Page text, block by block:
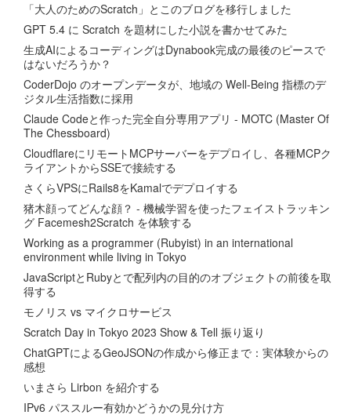
「大人のためのScratch」とこのブログを移行しました
GPT 5.4 に Scratch を題材にした小説を書かせてみた
生成AIによるコーディングはDynabook完成の最後のピースで
はないだろうか？
CoderDojo のオープンデータが、地域の Well-Being 指標のデ
ジタル生活指数に採用
Claude Codeと作った完全自分専用アプリ - MOTC (Master Of
The Chessboard)
CloudflareにリモートMCPサーバーをデプロイし、各種MCPク
ライアントからSSEで接続する
さくらVPSにRails8をKamalでデプロイする
猪木顔ってどんな顔？ - 機械学習を使ったフェイストラッキン
グ Facemesh2Scratch を体験する
Working as a programmer (Rubyist) in an international
environment while living in Tokyo
JavaScriptとRubyとで配列内の目的のオブジェクトの前後を取
得する
モノリス vs マイクロサービス
Scratch Day in Tokyo 2023 Show & Tell 振り返り
ChatGPTによるGeoJSONの作成から修正まで：実体験からの
感想
いまさら Lirbon を紹介する
IPv6 パススルー有効かどうかの見分け方